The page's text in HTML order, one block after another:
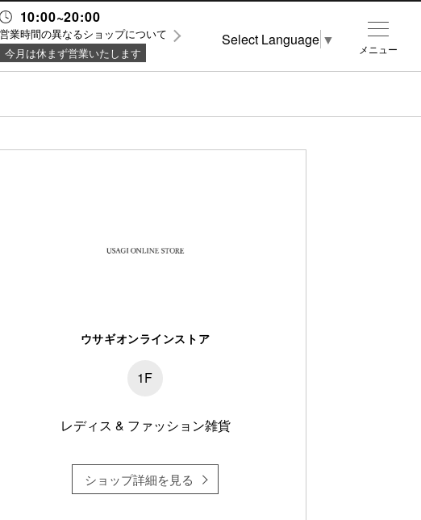
10:00~20:00
営業時間の異なるショップについて
今月は休まず営業いたします
ウサギオンラインストア
1F
レディス & ファッション雑貨
ショップ詳細を見る
メニュー
Select Language ▼